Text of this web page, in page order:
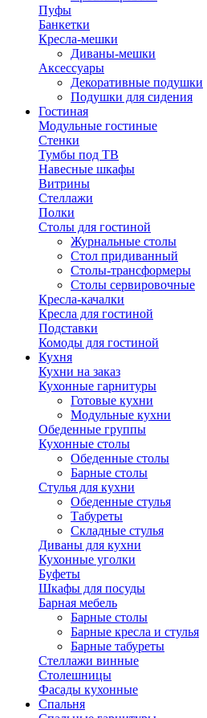
Пуфы
Банкетки
Кресла-мешки
Диваны-мешки
Аксессуары
Декоративные подушки
Подушки для сидения
Гостиная
Модульные гостиные
Стенки
Тумбы под ТВ
Навесные шкафы
Витрины
Стеллажи
Полки
Столы для гостиной
Журнальные столы
Стол придиванный
Столы-трансформеры
Столы сервировочные
Кресла-качалки
Кресла для гостиной
Подставки
Комоды для гостиной
Кухня
Кухни на заказ
Кухонные гарнитуры
Готовые кухни
Модульные кухни
Обеденные группы
Кухонные столы
Обеденные столы
Барные столы
Стулья для кухни
Обеденные стулья
Табуреты
Складные стулья
Диваны для кухни
Кухонные уголки
Буфеты
Шкафы для посуды
Барная мебель
Барные столы
Барные кресла и стулья
Барные табуреты
Стеллажи винные
Столешницы
Фасады кухонные
Спальня